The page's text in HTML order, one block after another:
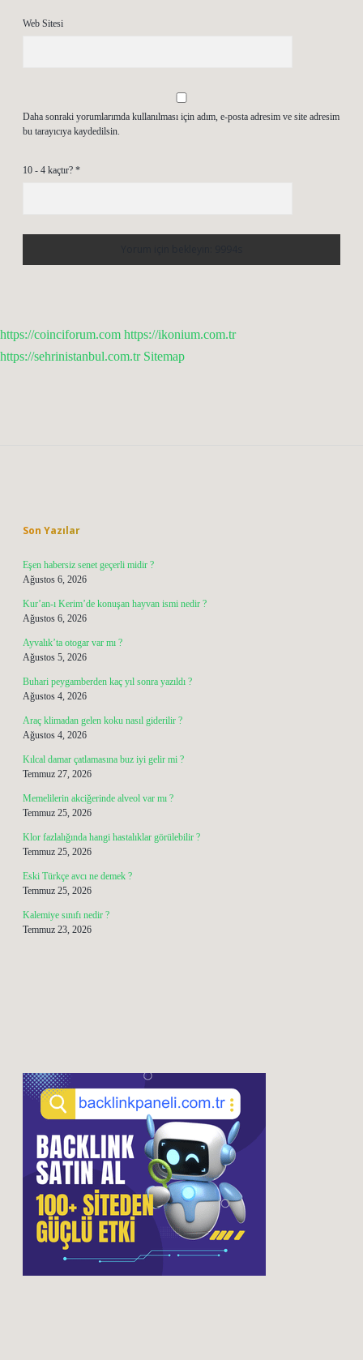
Web Sitesi
Daha sonraki yorumlarımda kullanılması için adım, e-posta adresim ve site adresim
bu tarayıcıya kaydedilsin.
10 - 4 kaçtır? *
https://coinciforum.com https://ikonium.com.tr
https://sehrinistanbul.com.tr Sitemap
Son Yazılar
Eşen habersiz senet geçerli midir ?
Ağustos 6, 2026
Kur’an-ı Kerim’de konuşan hayvan ismi nedir ?
Ağustos 6, 2026
Ayvalık’ta otogar var mı ?
Ağustos 5, 2026
Buhari peygamberden kaç yıl sonra yazıldı ?
Ağustos 4, 2026
Araç klimadan gelen koku nasıl giderilir ?
Ağustos 4, 2026
Kılcal damar çatlamasına buz iyi gelir mi ?
Temmuz 27, 2026
Memelilerin akciğerinde alveol var mı ?
Temmuz 25, 2026
Klor fazlalığında hangi hastalıklar görülebilir ?
Temmuz 25, 2026
Eski Türkçe avcı ne demek ?
Temmuz 25, 2026
Kalemiye sınıfı nedir ?
Temmuz 23, 2026